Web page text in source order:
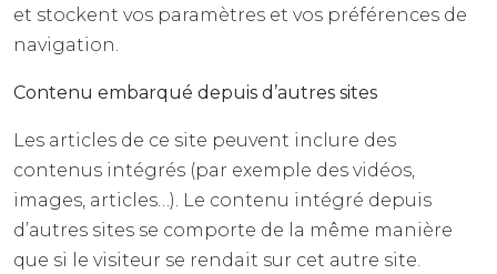
et stockent vos paramètres et vos préférences de
navigation.
Contenu embarqué depuis d’autres sites
Les articles de ce site peuvent inclure des
contenus intégrés (par exemple des vidéos,
images, articles…). Le contenu intégré depuis
d’autres sites se comporte de la même manière
que si le visiteur se rendait sur cet autre site.